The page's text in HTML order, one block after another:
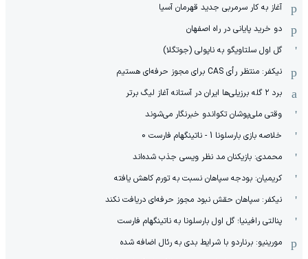
آغاز به کار سرمربی جدید قهرمان آسیا
دو خرید پایانی در راه اصفهان
گل اول سلتاویگو به ناپولی (جوتگلا)
نیکفر: منتظر رأی CAS برای مجوز حرفه‌ای هستیم
برد ۲ گله برزیلی‌ها ایران در آستانه آغاز لیگ برتر
وقتی ملی‌پوشان تکواندو خبرنگار می‌شوند
خلاصه بازی بارسلونا 1 - ناتینگهام فارست 0
محمدی: بازیکنان مد نظر ویسی جذب شده‌اند
کریمیان: بودجه سپاهان نسبت به تورم کاهش یافته
نیکفر: سپاهان حقش نبود مجوز حرفه‌ای دریافت نکند
پنالتی رافینیا؛ گل اول بارسلونا به ناتینگهام فارست
مورینیو: برناردو با شرایط بدی به رئال اضافه شده